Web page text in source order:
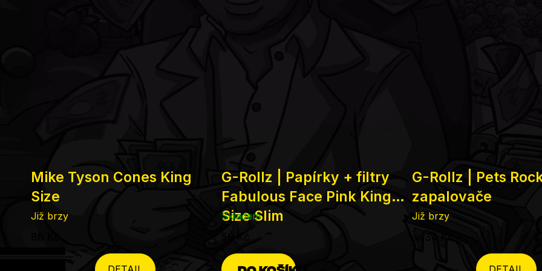
Mike Tyson Cones King
Size
Již brzy
G-Rollz | Papírky + filtry
Fabulous Face Pink King
Size Slim
Skladem
G-Rollz | Pets
zapalovače
Již brzy